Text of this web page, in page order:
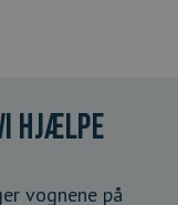
hjælpe
vognene på